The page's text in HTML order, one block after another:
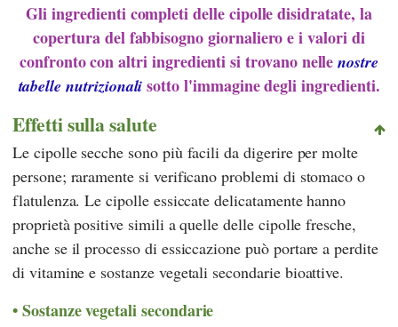
Gli ingredienti completi delle cipolle disidratate, la
copertura del fabbisogno giornaliero e i valori di
confronto con altri ingredienti si trovano nellenostre
tabelle nutrizionali sotto l'immagine degli ingredienti.
Effetti sulla salute
Le cipolle secche sono più facili da digerire per molte
persone; raramente si verificano problemi di stomaco o
flatulenza. Le cipolle essiccate delicatamente hanno
proprietà positive simili a quelle delle cipolle fresche,
anche se il processo di essiccazione può portare a perdite
di vitamine e sostanze vegetali secondarie bioattive.
Sostanze vegetali secondarie